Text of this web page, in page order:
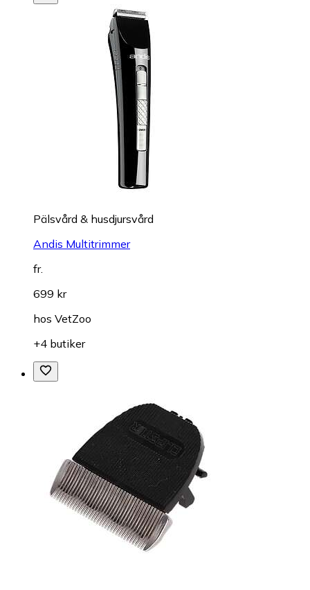
Pälsvård & husdjursvård
Andis Multitrimmer
fr.
699 kr
hos VetZoo
+4 butiker